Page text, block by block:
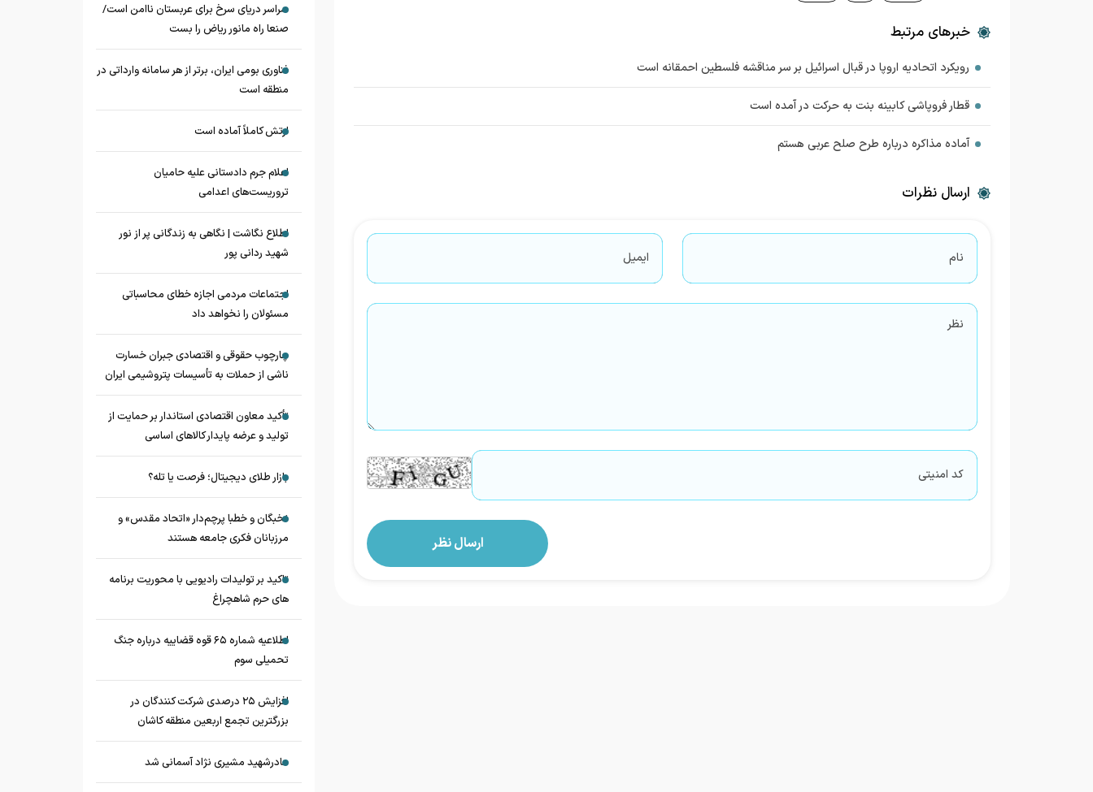
خبرهای مرتبط
رویکرد اتحادیه اروپا در قبال اسرائیل بر سر مناقشه فلسطین احمقانه است
قطار فروپاشی کابینه بنت به حرکت در آمده است
آماده مذاکره درباره طرح صلح عربی هستم
ارسال نظرات
سراسر دریای سرخ برای عربستان ناامن است/
صنعا راه مانور ریاض را بست
فناوری بومی ایران، برتر از هر سامانه وارداتی در
منطقه است
ارتش کاملاً آماده است
اعلام جرم دادستانی علیه حامیان
تروریست‌های اعدامی
اطلاع نگاشت | نگاهی به زندگانی پر از نور
شهید ردانی پور
اجتماعات مردمی اجازه خطای محاسباتی
مسئولان را نخواهد داد
چارچوب حقوقی و اقتصادی جبران خسارت
ناشی از حملات به تأسیسات پتروشیمی ایران
تأکید معاون اقتصادی استاندار بر حمایت از
تولید و عرضه پایدار کالاهای اساسی
بازار طلای دیجیتال؛ فرصت یا تله؟
نخبگان و خطبا پرچم‌دار «اتحاد مقدس» و
مرزبانان فکری جامعه هستند
تاکید بر تولیدات رادیویی با محوریت برنامه
های حرم شاهچراغ
اطلاعیه شماره ۶۵ قوه قضاییه درباره جنگ
تحمیلی سوم
افزایش ۲۵ درصدی شرکت کنندگان در
بزرگترین تجمع اربعین منطقه کاشان
مادرشهید مشیری نژاد آسمانی شد